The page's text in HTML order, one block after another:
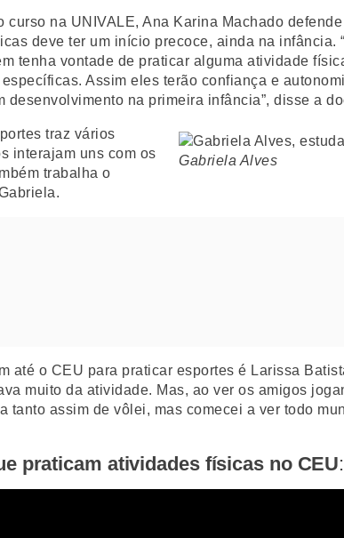
curso na UNIVALE, Ana Karina Machado
deve ter um início precoce, ainda na infância.
tenha vontade de praticar alguma atividade
Assim eles terão confiança e
na primeira infância”, disse a
Gabriela Alves
traz vários
interajam uns com os
trabalha o
até o CEU para praticar esportes é Larissa
muito da atividade. Mas, ao ver os amigos
assim de vôlei, mas comecei a ver todo
praticam atividades físicas no CEU: